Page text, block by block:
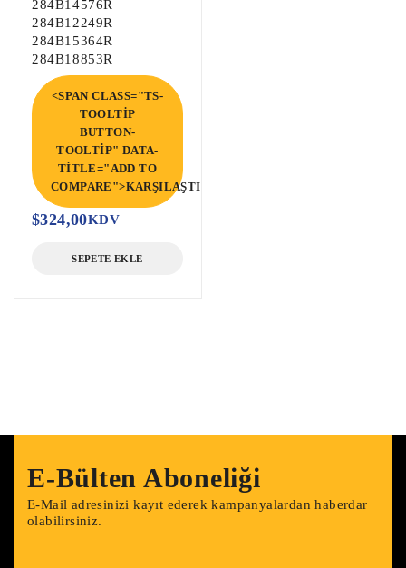
284B14576R
284B12249R
284B15364R
284B18853R
<SPAN CLASS="TS-
TOOLTIP
BUTTON-
TOOLTIP" DATA-
TITLE="ADD TO
COMPARE">KARŞILAŞTIR</SPAN>
$324,00KDV
SEPETE EKLE
E-Bülten Aboneliği
E-Mail adresinizi kayıt ederek kampanyalardan haberdar
olabilirsiniz.